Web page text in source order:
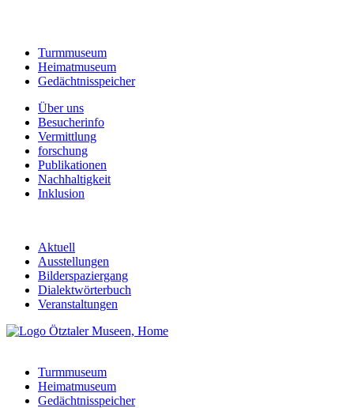
Turmmuseum
Heimatmuseum
Gedächtnisspeicher
Über uns
Besucherinfo
Vermittlung
forschung
Publikationen
Nachhaltigkeit
Inklusion
Aktuell
Ausstellungen
Bilderspaziergang
Dialektwörterbuch
Veranstaltungen
Turmmuseum
Heimatmuseum
Gedächtnisspeicher